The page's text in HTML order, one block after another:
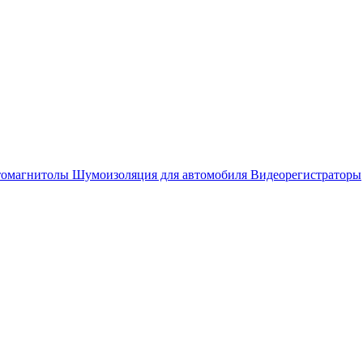
Шумоизоляция для автомобиля Видеорегистраторы